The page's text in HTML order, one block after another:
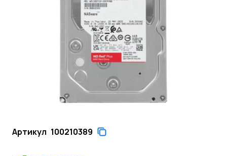
Артикул 100210389